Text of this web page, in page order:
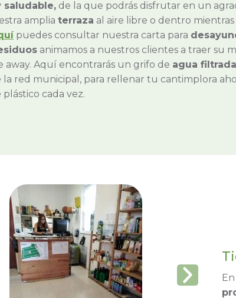
saludable, de la que podrás disfrutar en un
amplia terraza al aire libre o dentro
puedes consultar nuestra carta para
animamos a nuestros clientes a traer su
away. Aquí encontrarás un grifo de agua
la red municipal, para rellenar tu cantimplora
cada vez.